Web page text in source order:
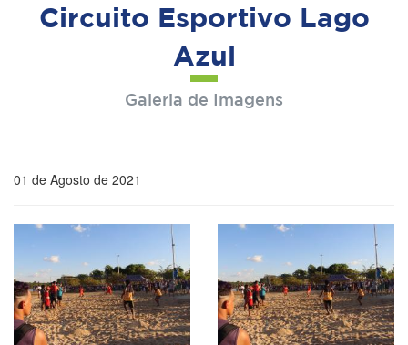
Circuito Esportivo Lago
Azul
Galeria de Imagens
01 de Agosto de 2021